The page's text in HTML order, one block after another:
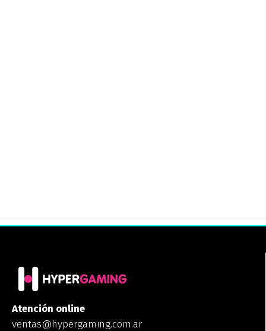
Atención online
ventas@hypergaming.com.ar